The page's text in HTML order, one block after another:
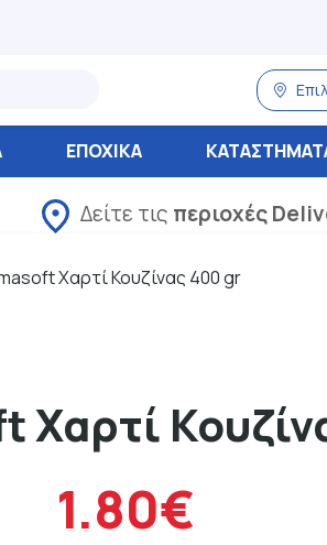
ΕΠΟΧΙΚΑ
Δείτε τις περιοχές
Χαρτί Κουζίνας 400 gr
Χαρτί
1.80€